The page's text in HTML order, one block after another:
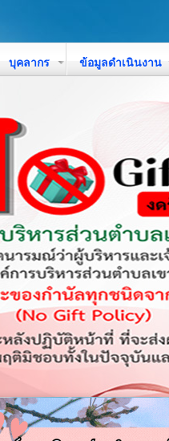
บุคลากร ข้อมูลดำเนินงาน